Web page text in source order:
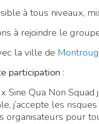
à tous niveaux,
à rejoindre le
la ville de
participation :
Sine Qua Non
j’accepte les
organisateurs pour